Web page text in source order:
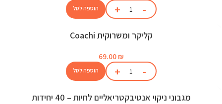
הוספה לסל
קליקר ומשרוקית Coachi
69.00 ₪
הוספה לסל
מגבוני ניקוי אנטיבקטריאליים לחיות – 40 יחידות